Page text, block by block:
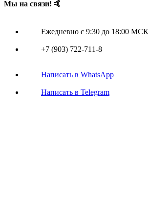
Мы на связи! 🤙
Ежедневно с 9:30 до 18:00 МСК
+7 (903) 722-711-8
Написать в WhatsApp
Написать в Telegram